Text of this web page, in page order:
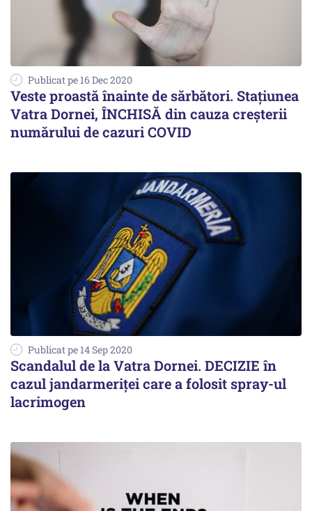
Publicat pe 16 Dec 2020
Veste proastă înainte de sărbători. Stațiunea
Vatra Dornei, ÎNCHISĂ din cauza creșterii
numărului de cazuri COVID
Publicat pe 14 Sep 2020
Scandalul de la Vatra Dornei. DECIZIE în
cazul jandarmeriței care a folosit spray-ul
lacrimogen